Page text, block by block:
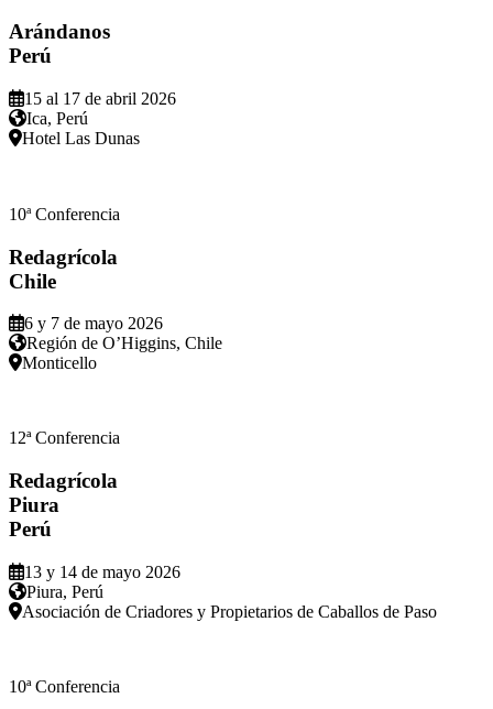
Arándanos
Perú
15 al 17 de abril 2026
Ica, Perú
Hotel Las Dunas
10aConferencia
Redagrícola
Chile
6 y 7 de mayo 2026
Región de O’Higgins, Chile
Monticello
12ª Conferencia
Redagrícola
Piura
Perú
13 y 14 de mayo 2026
Piura, Perú
Asociación de Criadores y Propietarios de Caballos de Paso
10ª Conferencia